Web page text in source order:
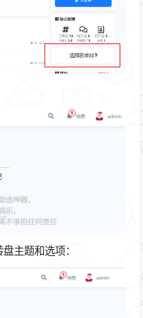
主题和选项：